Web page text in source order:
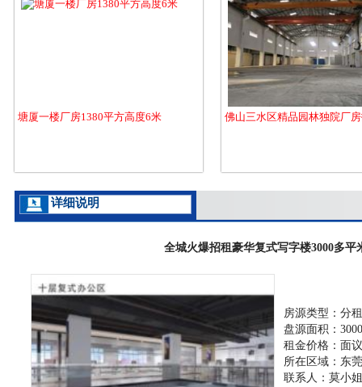
塘厦一楼厂房1380平方高度6米 佛山三水区精品园林独院厂
详细说明
全城火爆招租豪华复式写字楼3000多平
房源类型：分
盘源面积：3000
租金价格：面议
所在区域：东
联系人：莫小姐